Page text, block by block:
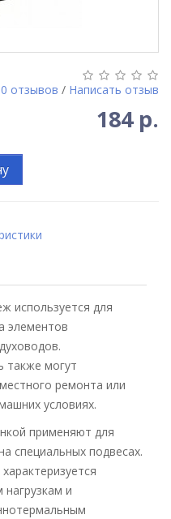
0 отзывов / Написать отзыв
184 р.
используется для
элементов
также могут
ремонта или
условиях.
применяют для
специальных подвесах.
и